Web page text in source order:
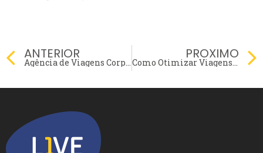
Prev
ANTERIOR
Agência de Viagens Corporativas: Benefícios de Contratar para Sua Empresa
PROXIMO
Como Otimizar Viagens Corporativas e Reduzir Custos: Estratégias Essenciais para Empresas